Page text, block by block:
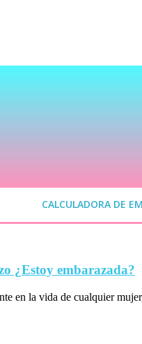
CALCULADORA DE
¿Estoy embarazada?
en la vida de cualquier